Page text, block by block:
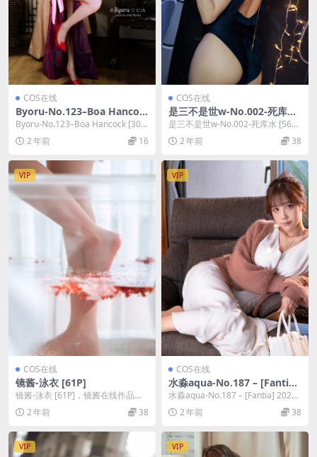
COS在线
Byoru-No.123–Boa Hancoc
k [30P]
Byoru-No.123–Boa Hancock [30
P]，Byoru在线作品...
2 年前 16
COS在线
是三不是世w-No.002-死库水
[56P]
是三不是世w-No.002-死库水 [56
P]，是三不是世w在线作品导航：是
三不...2 年前 38
VIP
COS在线
镜酱-泳衣 [61P]
镜酱-泳衣 [61P]，镜酱在线作品导
航：镜酱套图合集。
2 年前 38
VIP
COS在线
水淼aqua-No.187 – [Fantia]
2024年08月订阅 (2套) [42P]
水淼aqua-No.187 – [Fantia] 2024
年08月订阅 (2套)...
2 年前 38
VIP VIP